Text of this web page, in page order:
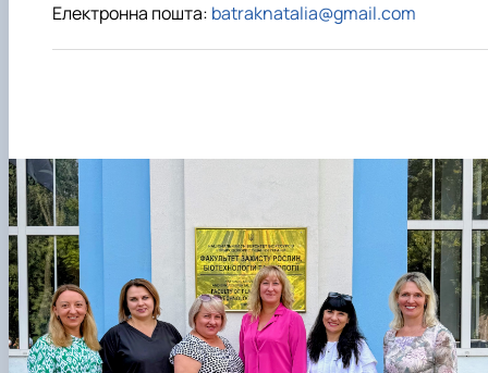
Електронна пошта: batraknatalia@gmail.com